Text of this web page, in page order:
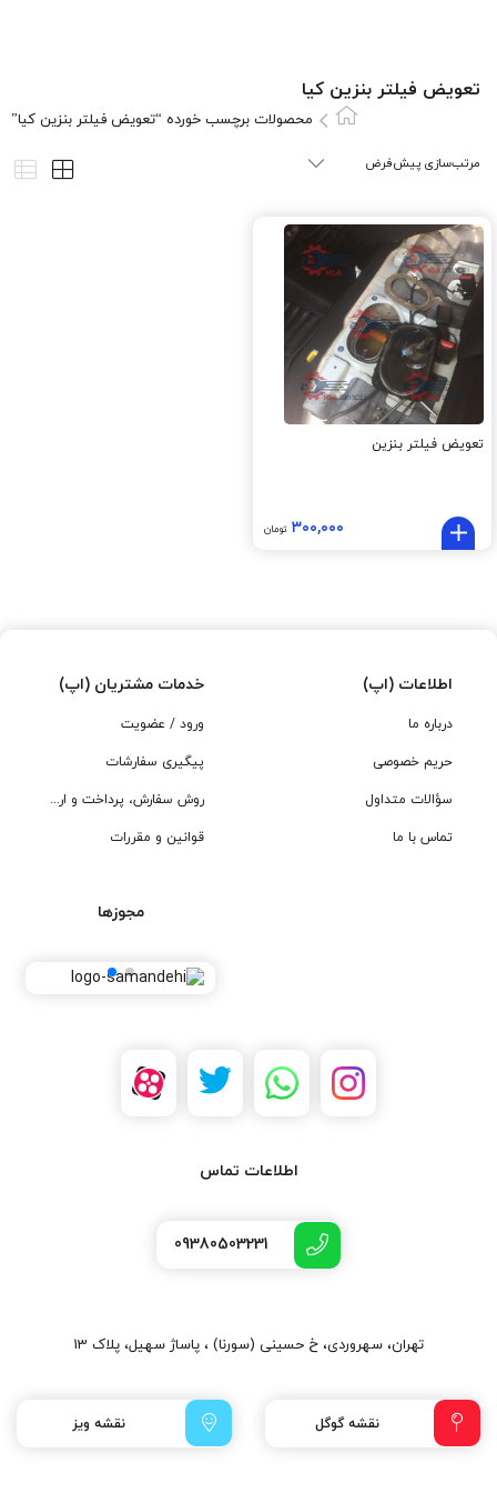
تعویض فیلتر بنزین کيا
محصولات برچسب خورده “تعویض فیلتر بنزین کيا”
تعویض فیلتر بنزین
۳۰۰,۰۰۰ تومان
اطلاعات (اپ)
درباره ما
حریم خصوصی
سؤالات متداول
تماس با ما
خدمات مشتریان (اپ)
ورود / عضویت
پیگیری سفارشات
روش سفارش، پرداخت و ارسال
قوانین و مقررات
مجوزها
اطلاعات تماس
09380503231
تهران، سهروردی، خ حسینی (سورنا) ، پاساژ سهیل، پلاک 13
نقشه گوگل نقشه ویز